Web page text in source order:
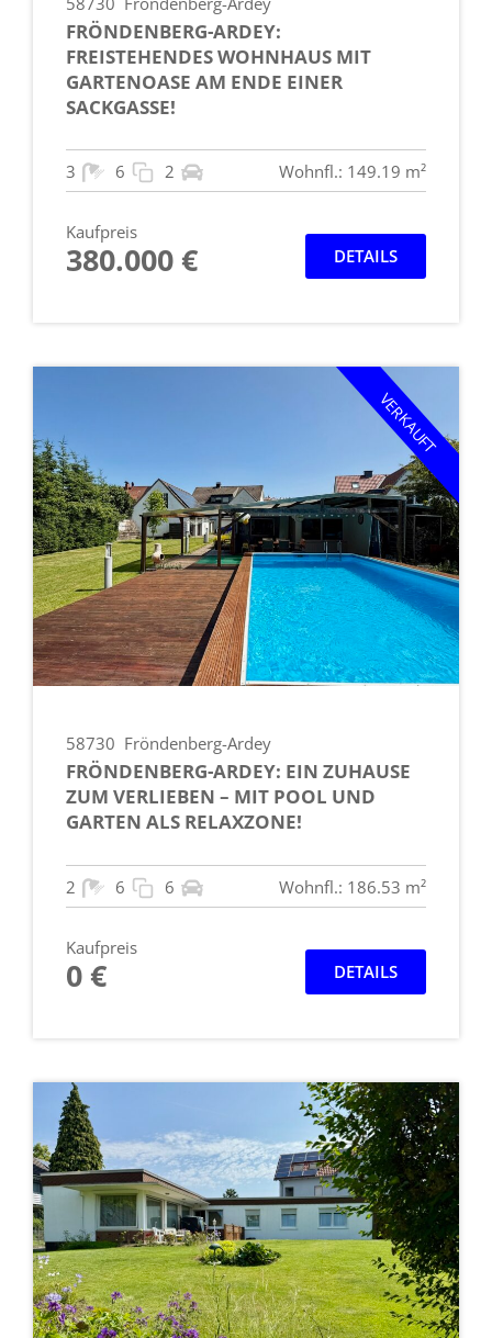
FRÖNDENBERG-ARDEY:
FREISTEHENDES WOHNHAUS MIT
GARTENOASE AM ENDE EINER
SACKGASSE!
3 6 2 Wohnfl.: 149.19 m²
Kaufpreis
380.000 € DETAILS
VERKAUFT
58730 Fröndenberg-Ardey
FRÖNDENBERG-ARDEY: EIN ZUHAUSE
ZUM VERLIEBEN – MIT POOL UND
GARTEN ALS RELAXZONE!
2 6 6 Wohnfl.: 186.53 m²
Kaufpreis
0 € DETAILS